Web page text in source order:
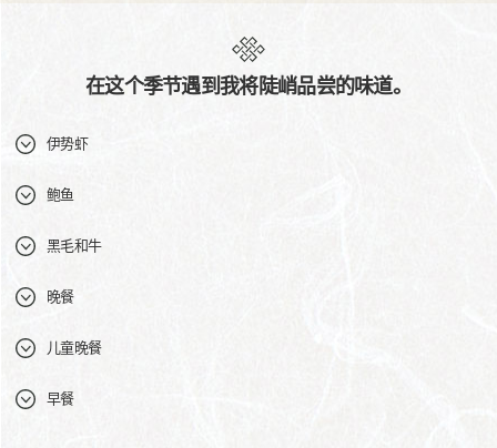
在这个季节遇到我将陡峭品尝的味道。
伊势虾
鲍鱼
黑毛和牛
晚餐
儿童晚餐
早餐